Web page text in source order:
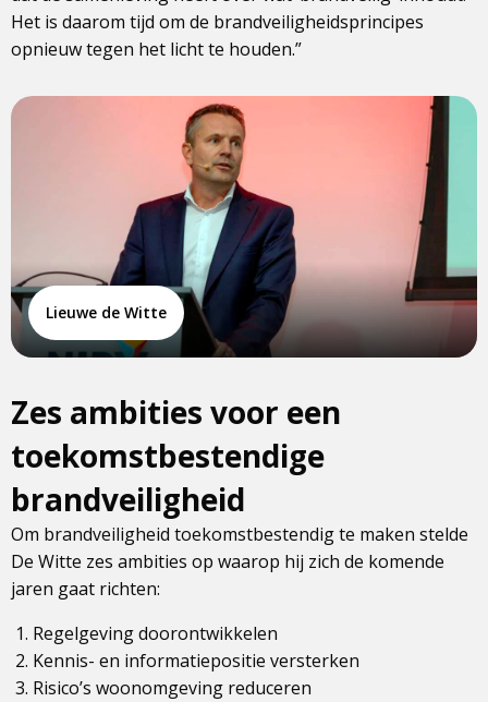
Het is daarom tijd om de brandveiligheidsprincipes
opnieuw tegen het licht te houden.”
Lieuwe de Witte
Zes ambities voor een
toekomstbestendige
brandveiligheid
Om brandveiligheid toekomstbestendig te maken stelde
De Witte zes ambities op waarop hij zich de komende
jaren gaat richten:
Regelgeving doorontwikkelen
Kennis- en informatiepositie versterken
Risico’s woonomgeving reduceren